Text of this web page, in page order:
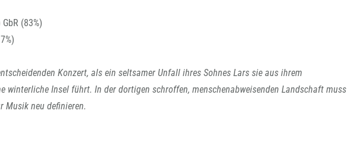
(83%)
Konzert, als ein seltsamer Unfall ihres Sohnes Lars sie aus ihrem
winterliche Insel führt. In der dortigen schroffen, menschenabweisenden Landschaft
Musik neu definieren.